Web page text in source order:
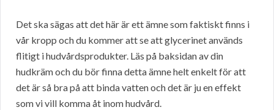
Det ska sägas att det här är ett ämne som faktiskt finns i
vår kropp och du kommer att se att glycerinet används
flitigt i hudvårdsprodukter. Läs på baksidan av din
hudkräm och du bör finna detta ämne helt enkelt för att
det är så bra på att binda vatten och det är ju en effekt
som vi vill komma åt inom hudvård.